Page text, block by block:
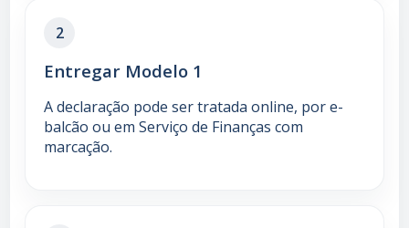
2
Entregar Modelo 1
A declaração pode ser tratada online, por e-
balcão ou em Serviço de Finanças com
marcação.